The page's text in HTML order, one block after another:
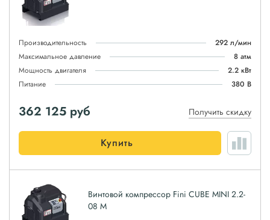
Производительность
292 л/мин
Максимальное давление
8 атм
Мощность двигателя
2.2 кВт
Питание
380 В
362 125 руб Получить скидку
Купить
Винтовой компрессор Fini CUBE MINI 2.2-
08 M